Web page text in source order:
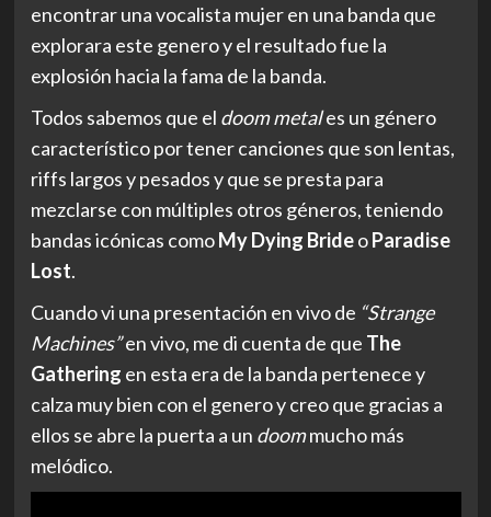
encontrar una vocalista mujer en una banda que
explorara este genero y el resultado fue la
explosión hacia la fama de la banda.
Todos sabemos que el doom metales un género
característico por tener canciones que son lentas,
riffs largos y pesados y que se presta para
mezclarse con múltiples otros géneros, teniendo
bandas icónicas comoMy Dying BrideoParadise
Lost.
Cuando vi una presentación en vivo de “Strange
Machines”en vivo, me di cuenta de que The
Gathering en esta era de la banda pertenece y
calza muy bien con el genero y creo que gracias a
ellos se abre la puerta a un doommucho más
melódico.